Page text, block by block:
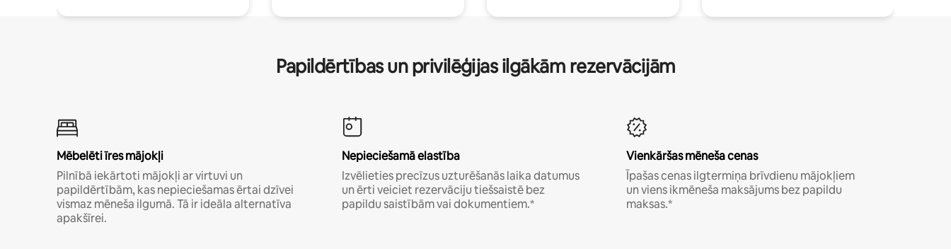
Papildērtības un privilēģijas ilgākām rezervācijām
Mēbelēti īres mājokļi
Pilnībā iekārtoti mājokļi ar virtuvi un
papildērtībām, kas nepieciešamas ērtai dzīvei
vismaz mēneša ilgumā. Tā ir ideāla alternatīva
apakšīrei.
Nepieciešamā elastība
Izvēlieties precīzus uzturēšanās laika datumus
un ērti veiciet rezervāciju tiešsaistē bez
papildu saistībām vai dokumentiem.*
Vienkāršas mēneša cenas
Īpašas cenas ilgtermiņa brīvdienu mājokļiem
un viens ikmēneša maksājums bez papildu
maksas.*